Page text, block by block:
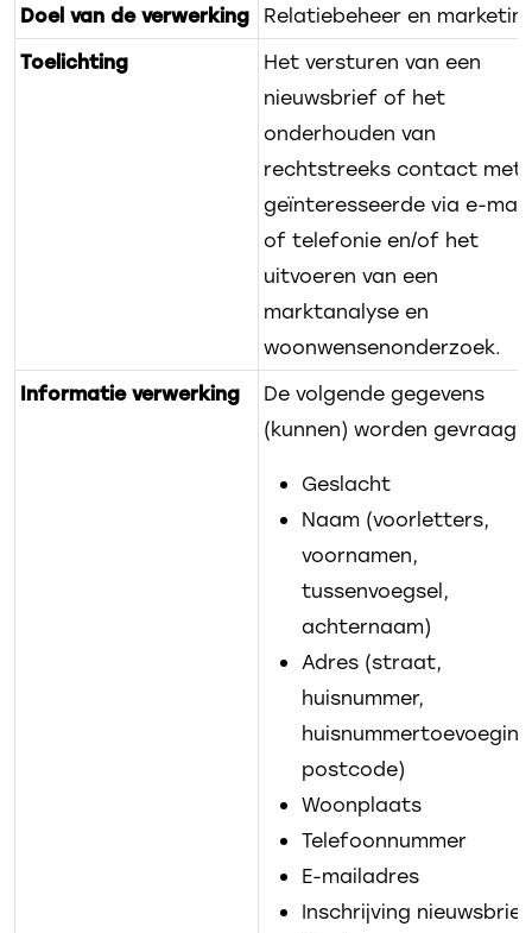
Doel van de verwerking
Relatiebeheer en
Toelichting
Het versturen van een
nieuwsbrief of het
onderhouden van
rechtstreeks contact met
geïnteresseerde via e-mail
of telefonie en/of het
uitvoeren van een
marktanalyse en
woonwensenonderzoek.
Informatie verwerking
De volgende gegevens
(kunnen) worden
Geslacht
Naam (voorletters,
voornamen,
tussenvoegsel,
achternaam)
Adres (straat,
huisnummer,
postcode)
Woonplaats
Telefoonnummer
E-mailadres
Inschrijving nieuwsbrief